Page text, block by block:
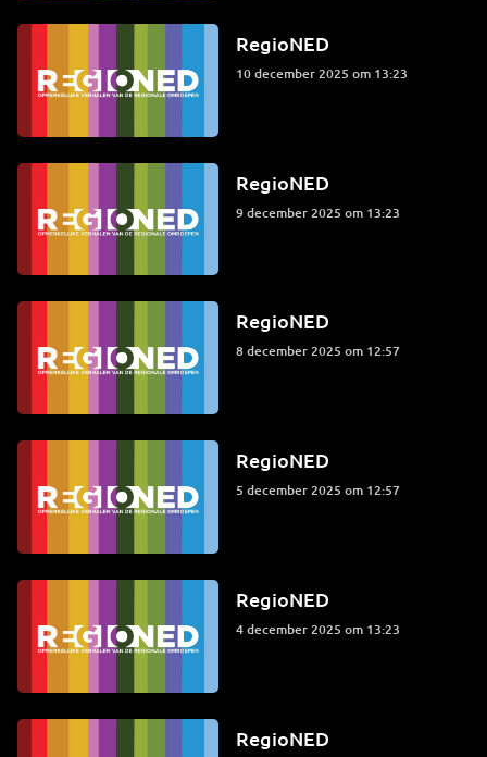
RegioNED
10 december 2025 om 13:23
RegioNED
9 december 2025 om 13:23
RegioNED
8 december 2025 om 12:57
RegioNED
5 december 2025 om 12:57
RegioNED
4 december 2025 om 13:23
RegioNED